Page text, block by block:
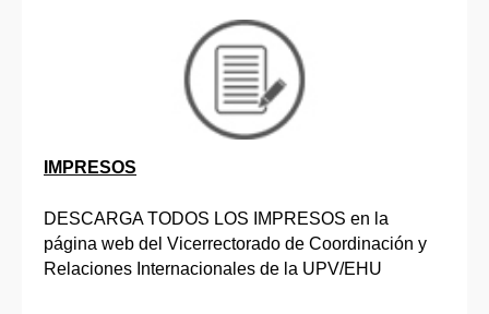
IMPRESOS
DESCARGA TODOS LOS IMPRESOS en la
página web del Vicerrectorado de Coordinación y
Relaciones Internacionales de la UPV/EHU